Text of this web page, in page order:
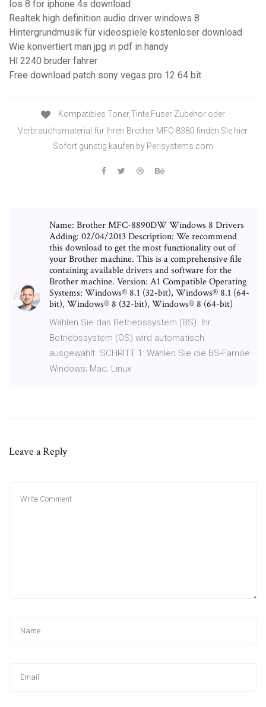
Ios 8 for iphone 4s download
Realtek high definition audio driver windows 8
Hintergrundmusik für videospiele kostenloser download
Wie konvertiert man jpg in pdf in handy
Hl 2240 bruder fahrer
Free download patch sony vegas pro 12 64 bit
Kompatibles Toner,Tinte,Fuser Zubehör oder
Verbrauchsmaterial für Ihren Brother MFC-8380 finden Sie hier.
Sofort günstig kaufen by Perlsystems.com
Name: Brother MFC-8890DW Windows 8 Drivers
Adding: 02/04/2013 Description: We recommend
this download to get the most functionality out of
your Brother machine. This is a comprehensive file
containing available drivers and software for the
Brother machine. Version: A1 Compatible Operating
Systems: Windows® 8.1 (32-bit), Windows® 8.1 (64-
bit), Windows® 8 (32-bit), Windows® 8 (64-bit)
Wählen Sie das Betriebssystem (BS). Ihr
Betriebssystem (OS) wird automatisch
ausgewählt. SCHRITT 1: Wählen Sie die BS-Familie.
Windows; Mac; Linux
Leave a Reply